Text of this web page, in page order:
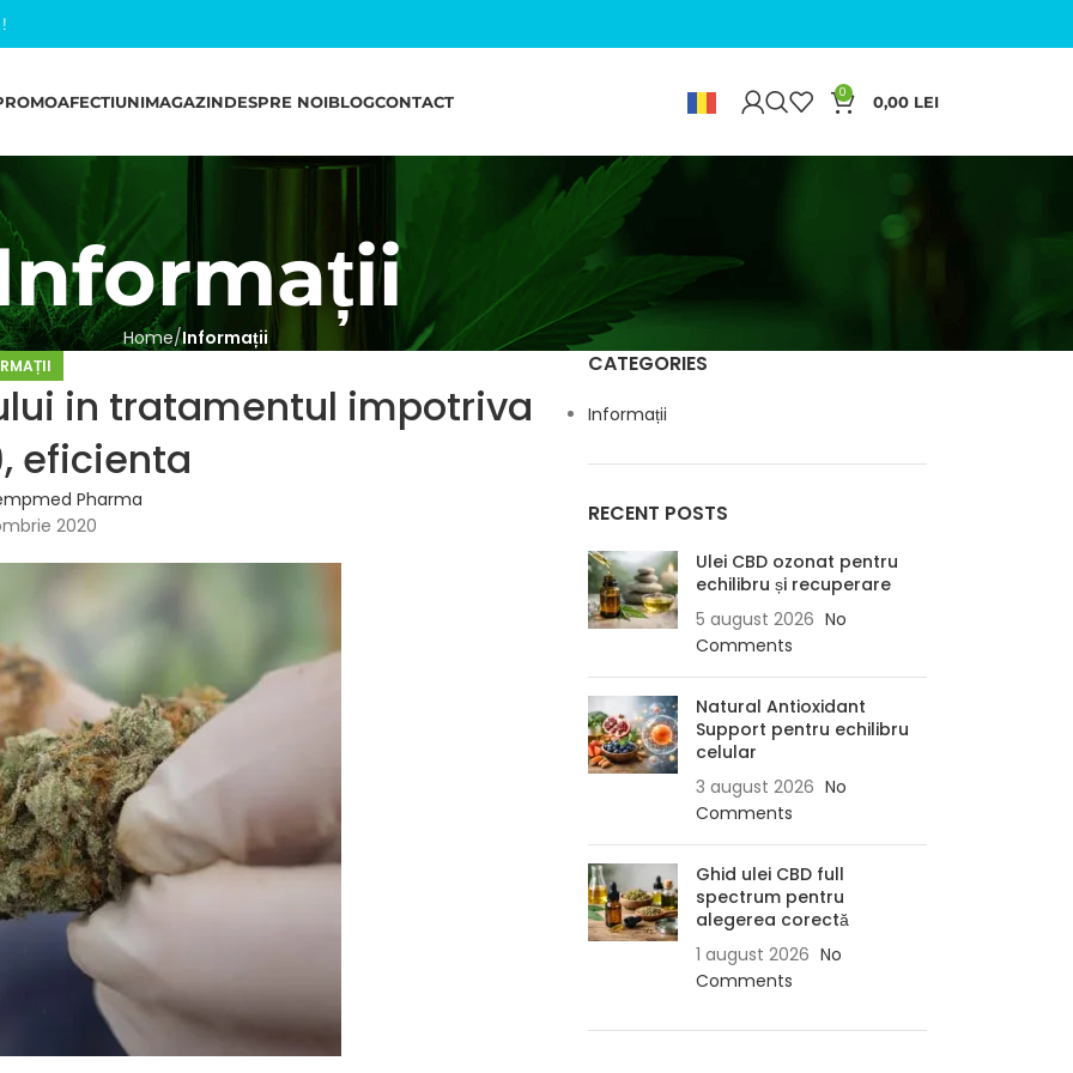
!
AFECTIUNIMAGAZINDESPRE NOIBLOGCONTACT 0 0,00 LEI
Home Informații
in tratamentul impotriva
eficienta
Pharma
2020
CATEGORIES
Informații
RECENT POSTS
Ulei CBD ozonat pentru
echilibru și recuperare
5 august 2026 No
Comments
Natural Antioxidant
Support pentru echilibru
celular
3 august 2026 No
Comments
Ghid ulei CBD full
spectrum pentru
alegerea corectă
1 august 2026 No
Comments